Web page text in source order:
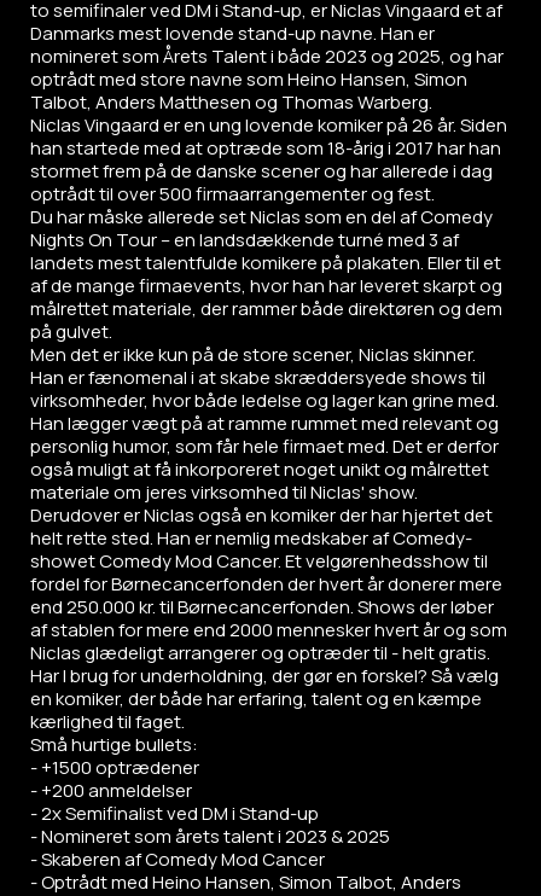
to semifinaler ved DM i Stand-up, er Niclas Vingaard et af
Danmarks mest lovende stand-up navne. Han er
nomineret som Årets Talent i både 2023 og 2025, og har
optrådt med store navne som Heino Hansen, Simon
Talbot, Anders Matthesen og Thomas Warberg.
Niclas Vingaard er en ung lovende komiker på 26 år. Siden
han startede med at optræde som 18-årig i 2017 har han
stormet frem på de danske scener og har allerede i dag
optrådt til over 500 firmaarrangementer og fest.
Du har måske allerede set Niclas som en del af Comedy
Nights On Tour – en landsdækkende turné med 3 af
landets mest talentfulde komikere på plakaten. Eller til et
af de mange firmaevents, hvor han har leveret skarpt og
målrettet materiale, der rammer både direktøren og dem
på gulvet.
Men det er ikke kun på de store scener, Niclas skinner.
Han er fænomenal i at skabe skræddersyede shows til
virksomheder, hvor både ledelse og lager kan grine med.
Han lægger vægt på at ramme rummet med relevant og
personlig humor, som får hele firmaet med. Det er derfor
også muligt at få inkorporeret noget unikt og målrettet
materiale om jeres virksomhed til Niclas' show.
Derudover er Niclas også en komiker der har hjertet det
helt rette sted. Han er nemlig medskaber af Comedy-
showet Comedy Mod Cancer. Et velgørenhedsshow til
fordel for Børnecancerfonden der hvert år donerer mere
end 250.000 kr. til Børnecancerfonden. Shows der løber
af stablen for mere end 2000 mennesker hvert år og som
Niclas glædeligt arrangerer og optræder til - helt gratis.
Har I brug for underholdning, der gør en forskel? Så vælg
en komiker, der både har erfaring, talent og en kæmpe
kærlighed til faget.
Små hurtige bullets:
- +1500 optrædener
- +200 anmeldelser
- 2x Semifinalist ved DM i Stand-up
- Nomineret som årets talent i 2023 & 2025
- Skaberen af Comedy Mod Cancer
- Optrådt med Heino Hansen, Simon Talbot, Anders